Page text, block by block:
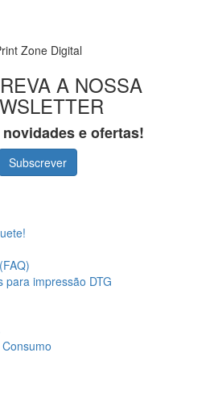
Zone Digital
A NOSSA
e ofertas!
Subscrever
para impressão DTG